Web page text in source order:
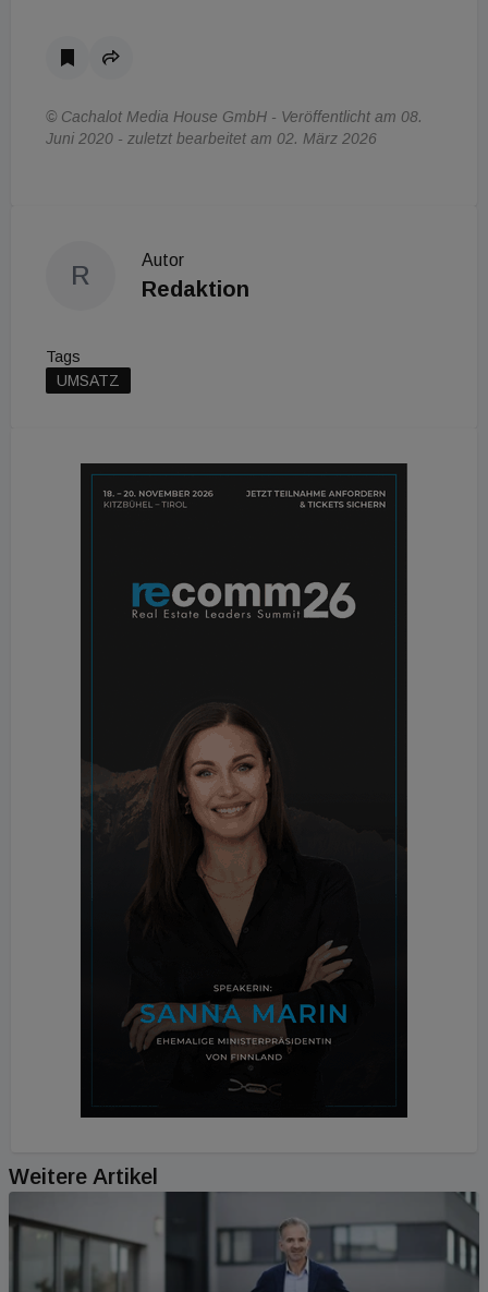
© Cachalot Media House GmbH - Veröffentlicht am 08.
Juni 2020 - zuletzt bearbeitet am 02. März 2026
R
Autor
Redaktion
Tags
UMSATZ
Weitere Artikel